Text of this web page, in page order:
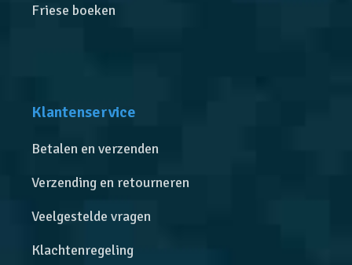
Friese boeken
Klantenservice
Betalen en verzenden
Verzending en retourneren
Veelgestelde vragen
Klachtenregeling